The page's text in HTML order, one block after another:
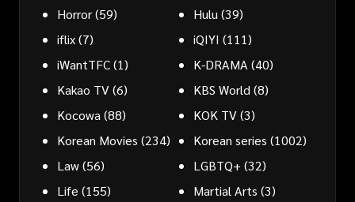
Horror(59) Hulu (39)
iflix(7) iQIYI (111)
iWantTFC(1) K-DRAMA (40)
Kakao TV(6) KBS World (8)
Kocowa (88) KOK TV(3)
Korean Movies (234) Korean series (1002)
Law(56) LGBTQ+ (32)
Life (155) Martial Arts (3)